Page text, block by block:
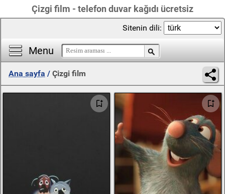
Çizgi film - telefon duvar kağıdı ücretsiz
Menu
Sitenin dili:
Ana sayfa / Çizgi film